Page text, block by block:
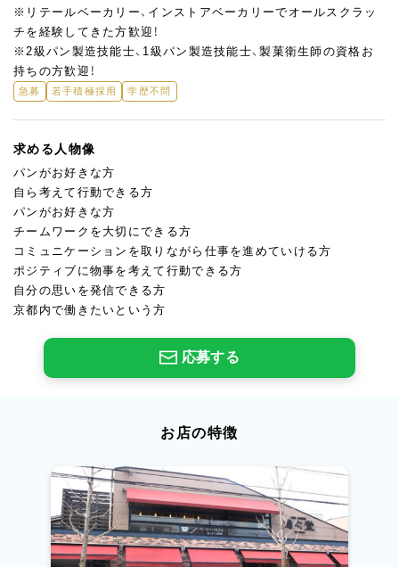
※リテールベーカリー、インストアベーカリーでオールスクラッ
チを経験してきた方歓迎！
※2級パン製造技能士、1級パン製造技能士、製菓衛生師の資格お
持ちの方歓迎！
急募 若手積極採用 学歴不問
求める人物像
パンがお好きな方
自ら考えて行動できる方
パンがお好きな方
チームワークを大切にできる方
コミュニケーションを取りながら仕事を進めていける方
ポジティブに物事を考えて行動できる方
自分の思いを発信できる方
京都内で働きたいという方
応募する
お店の特徴